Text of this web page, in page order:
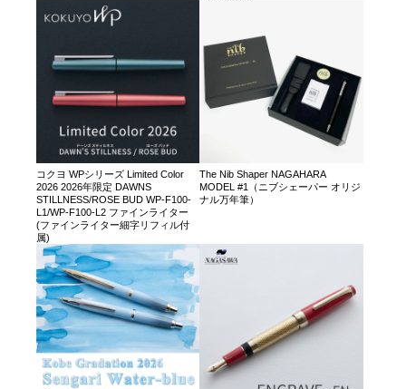
コクヨ WPシリーズ Limited Color
2026 2026年限定 DAWNS
STILLNESS/ROSE BUD WP-F100-
L1/WP-F100-L2 ファインライター
(ファインライター細字リフィル付
属)
The Nib Shaper NAGAHARA
MODEL #1（ニブシェーパー オリジ
ナル万年筆）